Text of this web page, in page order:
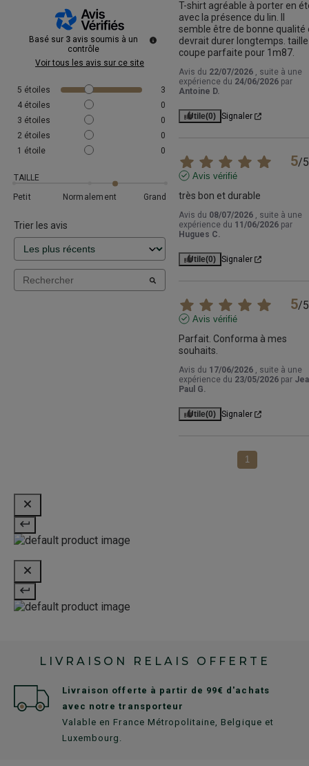
Basé sur 3 avis soumis à un
contrôle
Voir tous les avis sur ce site
5 étoiles
3
4 étoiles
0
3 étoiles
0
2 étoiles
0
1 étoile 0
TAILLE
Petit
Normalement Grand
Trier les avis
T-shirt agréable à porter en
avec la présence du lin. Il
semble être de bonne qualité
devrait durer longtemps. taille
coupe parfaite pour 1m87.
Avis du 22/07/2026 , suite à une
expérience du 24/06/2026 par
Antoine D.
Utile(0) Signaler
5/5
Avis vérifié
très bon et durable
Avis du 08/07/2026 , suite à une
expérience du 11/06/2026 par
Hugues C.
Utile(0) Signaler
5/5
Avis vérifié
Parfait. Conforma à mes
souhaits.
Avis du 17/06/2026 , suite à une
expérience du 23/05/2026 par
Paul G.
Utile(0) Signaler
1
LIVRAISON RELAIS OFFERTE
Livraison offerte à partir de 99€ d'achats
avec notre transporteur
Valable en France Métropolitaine, Belgique et
Luxembourg.